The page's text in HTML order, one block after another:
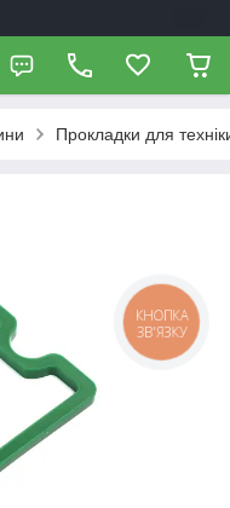
Прокладки для
КНОПКА
ЗВ'ЯЗКУ